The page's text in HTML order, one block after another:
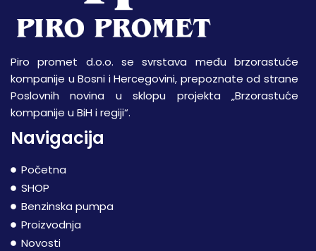
Piro promet d.o.o. se svrstava među brzorastuće
kompanije u Bosni i Hercegovini, prepoznate od strane
Poslovnih novina u sklopu projekta „Brzorastuće
kompanije u BiH i regiji“.
Navigacija
Početna
SHOP
Benzinska pumpa
Proizvodnja
Novosti